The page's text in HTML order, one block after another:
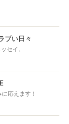
ブい日々
セイ。
応えます！